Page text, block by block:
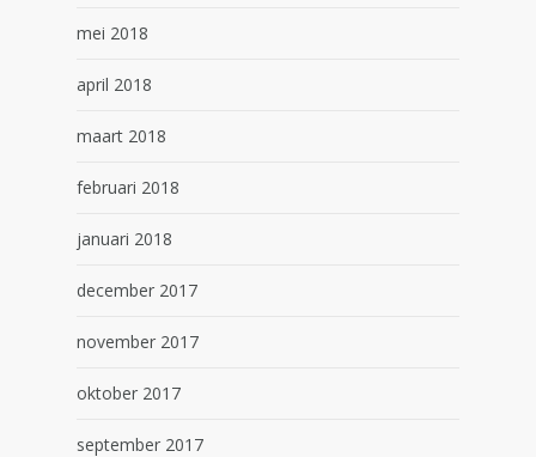
mei 2018
april 2018
maart 2018
februari 2018
januari 2018
december 2017
november 2017
oktober 2017
september 2017